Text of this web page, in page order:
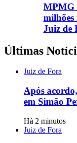
MPMG
milhões
Juiz de
Últimas
Juiz de Fora
Após
em Simão
Há 2 minutos
Juiz de Fora